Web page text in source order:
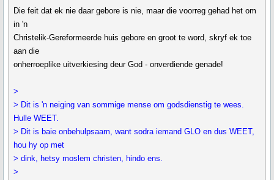
Die feit dat ek nie daar gebore is nie, maar die voorreg gehad het om
in 'n
Christelik-Gereformeerde huis gebore en groot te word, skryf ek toe
aan die
onherroeplike uitverkiesing deur God - onverdiende genade!
>
> Dit is 'n neiging van sommige mense om godsdienstig te wees.
Hulle WEET.
> Dit is baie onbehulpsaam, want sodra iemand GLO en dus WEET,
hou hy op met
> dink, hetsy moslem christen, hindo ens.
>